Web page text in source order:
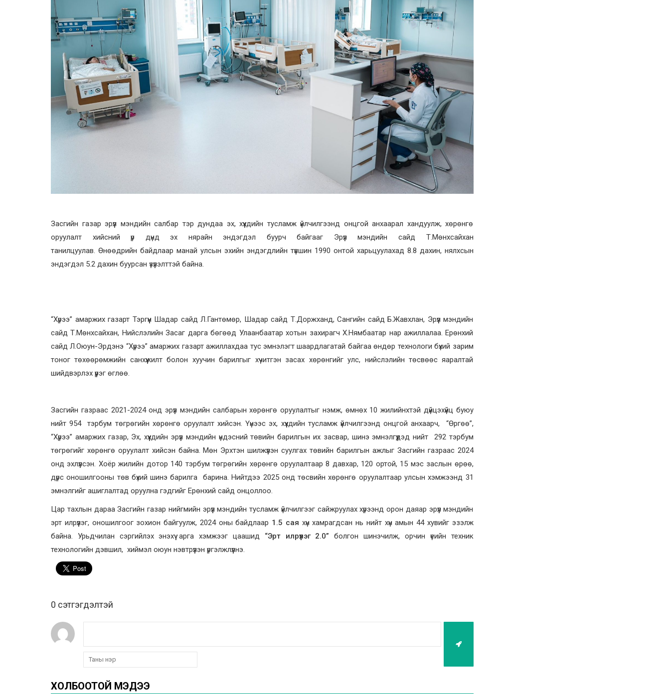
Засгийн газар эрүүл мэндийн салбар тэр дундаа эх, хүүхдийн тусламж үйлчилгээнд онцгой анхаарал хандуулж, хөрөнгө
оруулалт хийсний үр дүнд эх нярайн эндэгдэл буурч байгааг Эрүүл мэндийн сайд Т.Мөнхсайхан
танилцуулав. Өнөөдрийн байдлаар манай улсын эхийн эндэгдлийн түвшин 1990 онтой харьцуулахад 8.8 дахин, нялхсын
эндэгдэл 5.2 дахин буурсан үзүүлэлттэй байна.
“Хүрээ” амаржих газарт Тэргүүн Шадар сайд Л.Гантөмөр, Шадар сайд Т.Доржханд, Сангийн сайд Б.Жавхлан, Эрүүл мэндийн
сайд Т.Мөнхсайхан, Нийслэлийн Засаг дарга бөгөөд Улаанбаатар хотын захирагч Х.Нямбаатар нар ажиллалаа. Ерөнхий
сайд Л.Оюун-Эрдэнэ “Хүрээ” амаржих газарт ажиллахдаа тус эмнэлэгт шаардлагатай байгаа өндөр технологи бүхий зарим
тоног төхөөрөмжийн санхүүжилт болон хуучин барилгыг хүчитгэн засах хөрөнгийг улс, нийслэлийн төсвөөс яаралтай
шийдвэрлэх үүрэг өглөө.
Засгийн газраас 2021-2024 онд эрүүл мэндийн салбарын хөрөнгө оруулалтыг нэмж, өмнөх 10 жилийнхтэй дүйцэхүйц буюу
нийт 954 тэрбум төгрөгийн хөрөнгө оруулалт хийсэн. Үүнээс эх, хүүхдийн тусламж үйлчилгээнд онцгой анхаарч, “Өргөө”,
“Хүрээ” амаржих газар, Эх, хүүхдийн эрүүл мэндийн үндэсний төвийн барилгын их засвар, шинэ эмнэлгүүдэд нийт 292 тэрбум
төгрөгийг хөрөнгө оруулалт хийсэн байна. Мөн Эрхтэн шилжүүлэн суулгах төвийн барилгын ажлыг Засгийн газраас 2024
онд эхлүүлсэн. Хоёр жилийн дотор 140 тэрбум төгрөгийн хөрөнгө оруулалтаар 8 давхар, 120 ортой, 15 мэс заслын өрөө,
дүрс оношилгооны төв бүхий шинэ барилга барина. Нийтдээ 2025 онд төсвийн хөрөнгө оруулалтаар улсын хэмжээнд 31
эмнэлгийг ашиглалтад оруулна гэдгийг Ерөнхий сайд онцоллоо.
Цар тахлын дараа Засгийн газар нийгмийн эрүүл мэндийн тусламж үйлчилгээг сайжруулах хүрээнд орон даяар эрүүл мэндийн
эрт илрүүлэг, оношилгоог зохион байгуулж, 2024 оны байдлаар 1.5 сая хүн хамрагдсан нь нийт хүн амын 44 хувийг эзэлж
байна. Урьдчилан сэргийлэх энэхүү арга хэмжээг цаашид “Эрт илрүүлэг 2.0” болгон шинэчилж, орчин үеийн техник
технологийн дэвшил, хиймэл оюун нэвтрүүлэн үргэлжлүүлнэ.
0 cэтгэгдэлтэй
ХОЛБООТОЙ МЭДЭЭ